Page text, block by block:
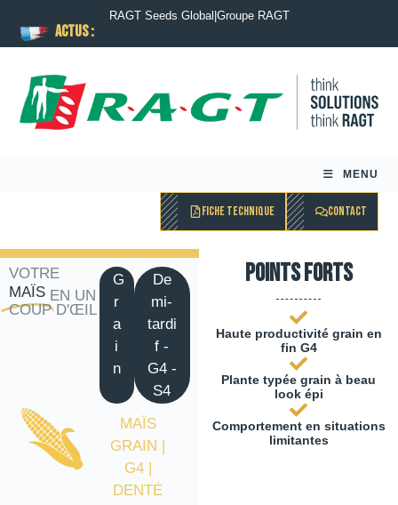
ACTUS :
RAGT Seeds Global Groupe RAGT
MENU
FICHE TECHNIQUE CONTACT
VOTRE
MAÏS EN UN
COUP D'ŒIL
G
r
a
i
n
De
mi-
tardi
f -
G4 -
S4
MAÏS
GRAIN |
G4 |
DENTÉ
Points forts
Haute productivité grain en
fin G4
Plante typée grain à beau
look épi
Comportement en situations
limitantes